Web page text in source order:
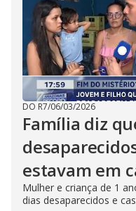
DO R7/06/03/2026
Família diz
estavam em
Mulher e criança de 1
dias desaparecidos e